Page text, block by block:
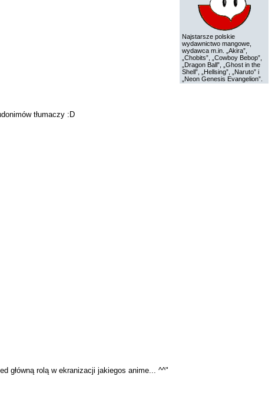
tłumaczy :D
główną rolą w ekranizacji jakiegos anime... ^^"
Najstarsze polskie
wydawnictwo mangowe,
wydawca m.in. „Akira”,
„Chobits”, „Cowboy Bebop”,
„Dragon Ball”, „Ghost in the
Shell”, „Hellsing”, „Naruto” i
„Neon Genesis Evangelion”.